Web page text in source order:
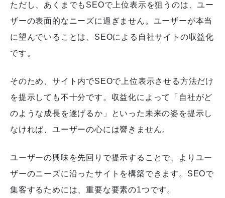
ただし、あくまでもSEOで上位表示を狙うのは、ユー
ザーの表面的なニーズに過ぎません。ユーザーが本当
に望んでいることは、SEOによる自社サイトの収益化
です。
そのため、サイト内でSEOで上位表示させる方法だけ
を提示しても不十分です。収益化によって「自社がど
のような成長を遂げるか」といった未来の姿を提示し
なければ、ユーザーの心には響きません。
ユーザーの興味を先回りで提示することで、よりユー
ザーのニーズに沿ったサイトを構築できます。SEOで
集客するためには、重要な要素の1つです。